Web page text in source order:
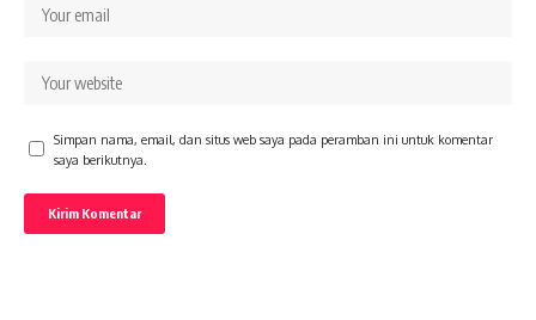
Simpan nama, email, dan situs web saya pada peramban ini untuk komentar
saya berikutnya.